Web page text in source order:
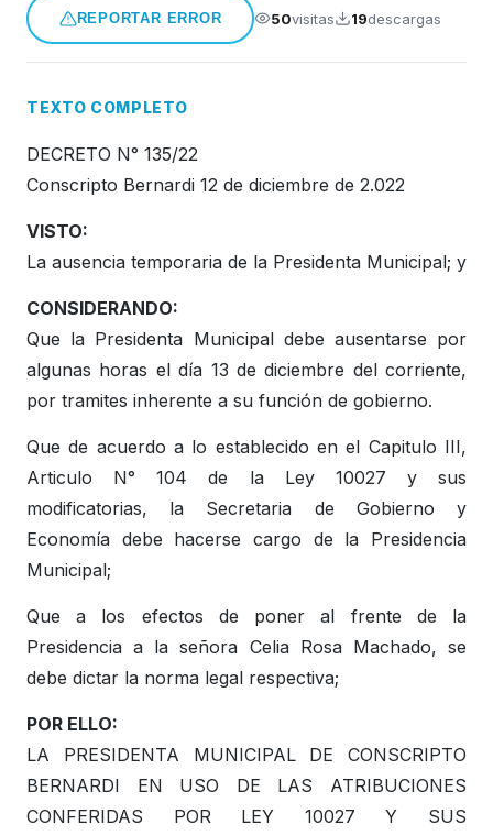
REPORTAR ERROR 50visitas 19descargas
TEXTO COMPLETO
DECRETO N° 135/22
Conscripto Bernardi 12 de diciembre de 2.022
VISTO:
La ausencia temporaria de la Presidenta Municipal; y
CONSIDERANDO:
Que la Presidenta Municipal debe ausentarse por
algunas horas el día 13 de diciembre del corriente,
por tramites inherente a su función de gobierno.
Que de acuerdo a lo establecido en el Capitulo III,
Articulo N° 104 de la Ley 10027 y sus
modificatorias, la Secretaria de Gobierno y
Economía debe hacerse cargo de la Presidencia
Municipal;
Que a los efectos de poner al frente de la
Presidencia a la señora Celia Rosa Machado, se
debe dictar la norma legal respectiva;
POR ELLO:
LA PRESIDENTA MUNICIPAL DE CONSCRIPTO
BERNARDI EN USO DE LAS ATRIBUCIONES
CONFERIDAS POR LEY 10027 Y SUS